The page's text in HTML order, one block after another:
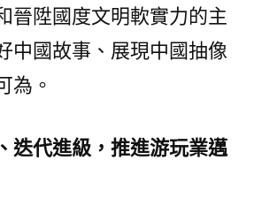
晉陞國度文明軟實力的主
中國故事、展現中國抽像
為。
迭代進級，推進游玩業邁